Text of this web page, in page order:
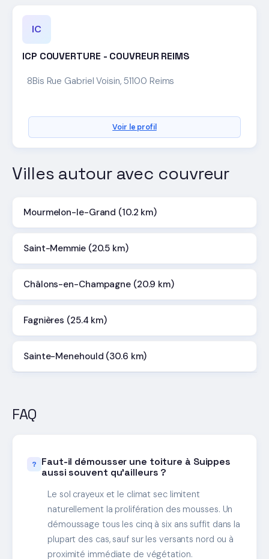
IC
ICP COUVERTURE - COUVREUR REIMS
8Bis Rue Gabriel Voisin, 51100 Reims
Voir le profil
Villes autour avec couvreur
Mourmelon-le-Grand (10.2 km)
Saint-Memmie (20.5 km)
Châlons-en-Champagne (20.9 km)
Fagnières (25.4 km)
Sainte-Menehould (30.6 km)
FAQ
Faut-il démousser une toiture à Suippes
aussi souvent qu'ailleurs ?
Le sol crayeux et le climat sec limitent
naturellement la prolifération des mousses. Un
démoussage tous les cinq à six ans suffit dans la
plupart des cas, sauf sur les versants nord ou à
proximité immédiate de végétation.